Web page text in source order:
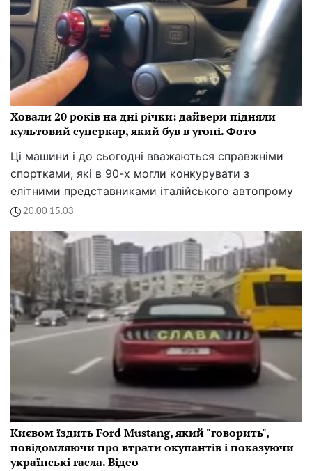
Ховали 20 років на дні річки: дайвери підняли
культовий суперкар, який був в угоні. Фото
Ці машини і до сьогодні вважаються справжніми
спортками, які в 90-х могли конкурувати з
елітними представниками італійського автопрому
20:00 15.03
Києвом їздить Ford Mustang, який "говорить",
повідомляючи про втрати окупантів і показуючи
українські гасла. Відео